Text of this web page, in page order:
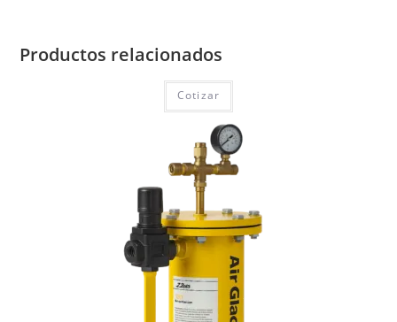
Productos relacionados
Cotizar